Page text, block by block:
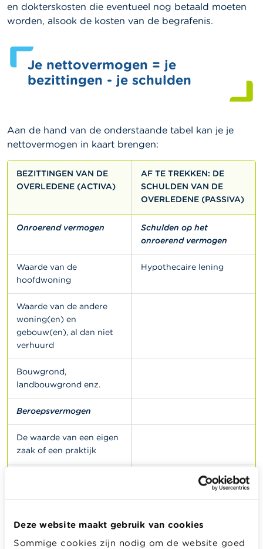
Deze website maakt gebruik van cookies
Sommige cookies zijn nodig om de website goed
en dokterskosten die eventueel nog betaald moeten
worden, alsook de kosten van de begrafenis.
Je nettovermogen = je
bezittingen - je schulden
Aan de hand van de onderstaande tabel kan je je
nettovermogen in kaart brengen:
BEZITTINGEN VAN DE
OVERLEDENE (ACTIVA)
AF TE TREKKEN: DE
SCHULDEN VAN DE
OVERLEDENE (PASSIVA)
Onroerend vermogen
Schulden op het
onroerend vermogen
Waarde van de
hoofdwoning
Hypothecaire lening
Waarde van de andere
woning(en) en
gebouw(en), al dan niet
verhuurd
Bouwgrond,
landbouwgrond enz.
Beroepsvermogen
De waarde van een eigen
zaak of een praktijk
Andere schulden
Effecten: aandelen,
Nog niet betaalde
betalen bedrag van
autolening of